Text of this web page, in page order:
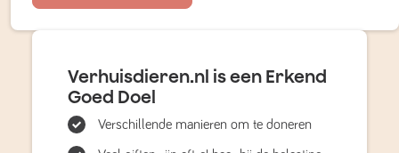
Verhuisdieren.nl is een Erkend
Goed Doel
Verschillende manieren om te doneren